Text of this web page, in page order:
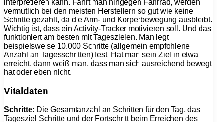
interpretieren kann. Fährt man hingegen Fahrrad, werden
vermutlich bei den meisten Herstellern so gut wie keine
Schritte gezählt, da die Arm- und Körperbewegung ausbleibt.
Wichtig ist, dass ein Activity-Tracker motivieren soll. Und das
funktioniert am besten mit Tageszielen. Man legt
beispielsweise 10.000 Schritte (allgemein empfohlene
Anzahl an Tagesschritten) fest. Hat man sein Ziel in etwa
erreicht, dann weiß man, dass man sich ausreichend bewegt
hat oder eben nicht.
Vitaldaten
Schritte: Die Gesamtanzahl an Schritten für den Tag, das
Tagesziel Schritte und der Fortschritt beim Erreichen des